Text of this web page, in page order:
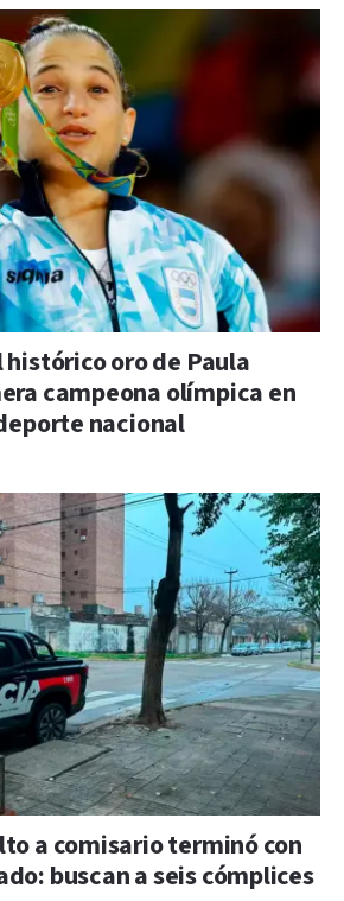
histórico oro de Paula
campeona olímpica en
nacional
a comisario terminó con
buscan a seis cómplices